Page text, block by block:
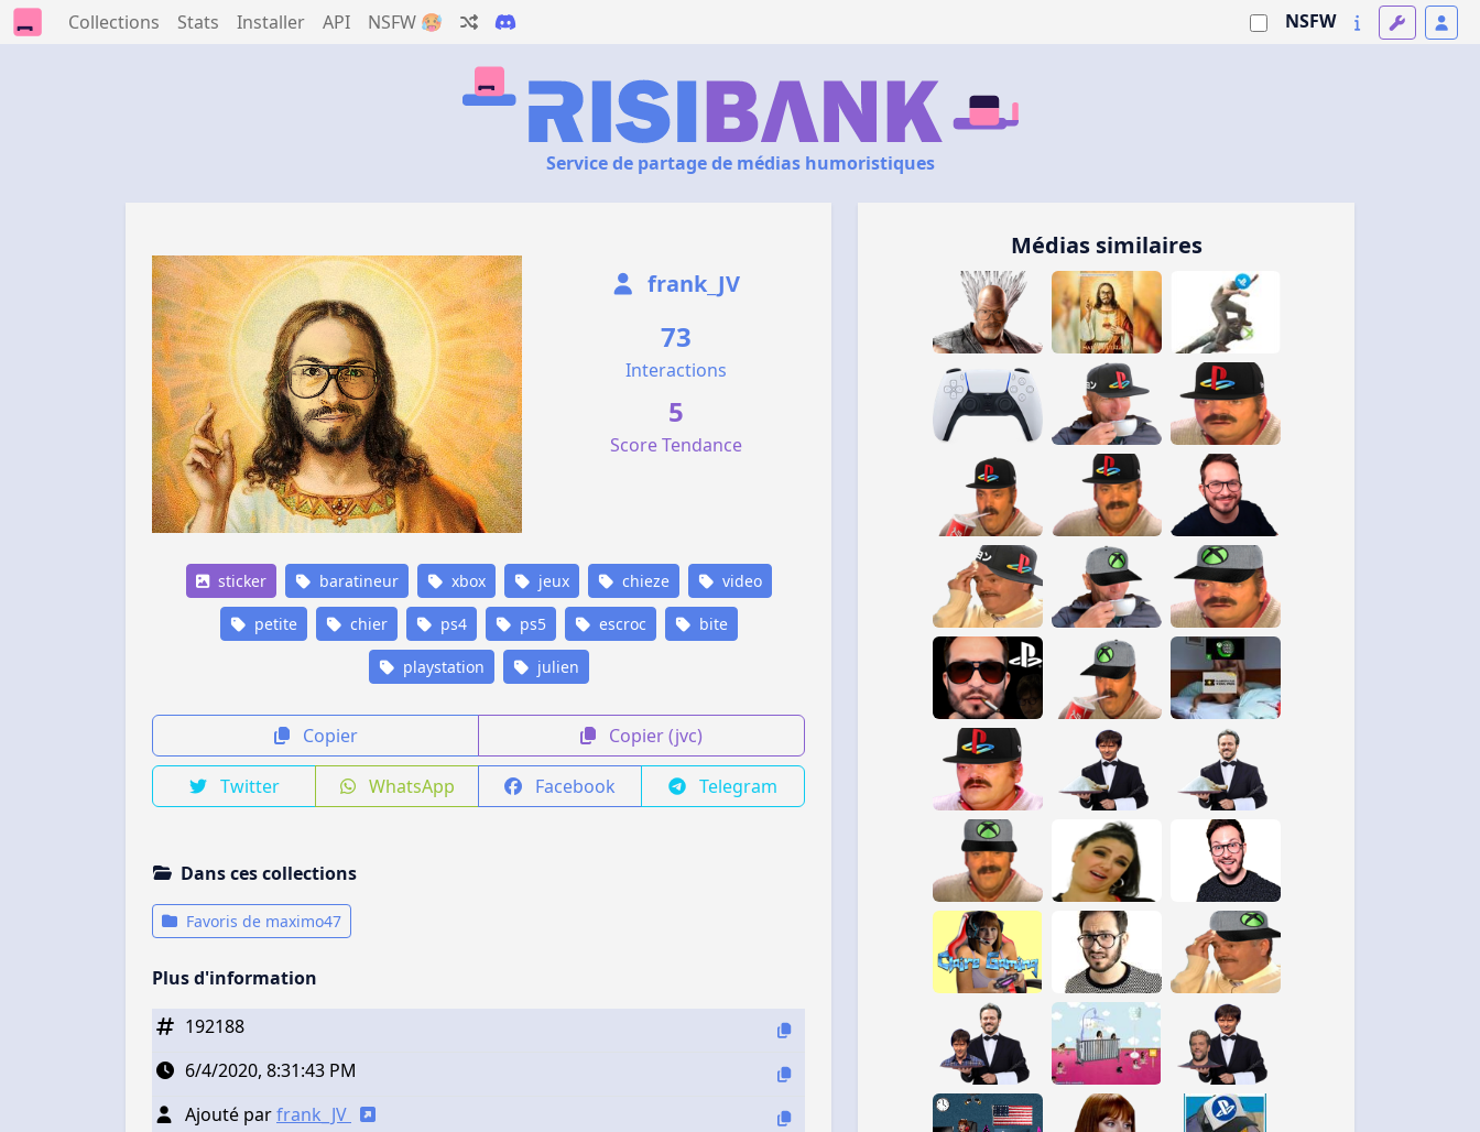
Collections Stats Installer API NSFW 🥵 NSFW
Service de partage de médias humoristiques
frank_JV
73
Interactions
5
Score Tendance
sticker baratineur xbox jeux chieze video
petite chier ps4 ps5 escroc bite
playstation julien
Copier Copier (jvc)
Twitter WhatsApp Facebook Telegram
Dans ces collections
Favoris de maximo47
Plus d'information
192188
6/4/2020, 8:31:43 PM
Ajouté parfrank_JV
Médias similaires